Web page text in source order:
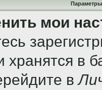
Параметры
мои
хранятся в
в